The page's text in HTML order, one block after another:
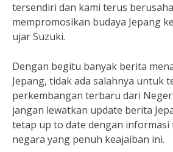
tersendiri dan kami terus
mempromosikan budaya Jepang
ujar Suzuki.
Dengan begitu banyak berita
Jepang, tidak ada salahnya untuk
perkembangan terbaru dari
jangan lewatkan update berita
tetap up to date dengan
negara yang penuh keajaiban ini.